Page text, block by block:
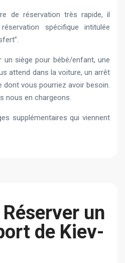
de réservation très rapide, il
spécifique intitulée
un siège pour bébé/enfant, une
attend dans la voiture, un arrêt
dont vous pourriez avoir besoin.
nous en chargeons.
supplémentaires qui viennent
un
de Kiev-